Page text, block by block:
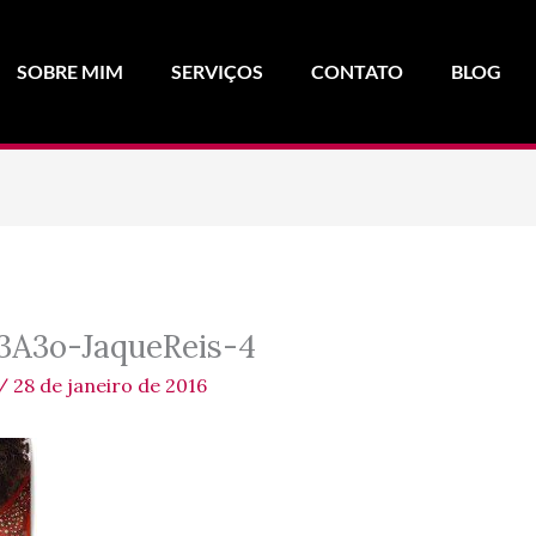
SOBRE MIM SERVIÇOS CONTATO BLOG
JaqueReis-4
/ 28 de janeiro de 2016